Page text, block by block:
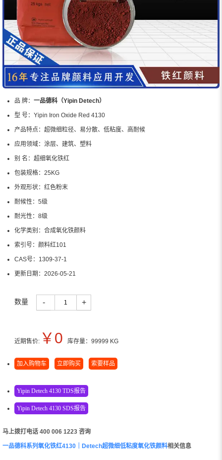
品 牌： 一品德科（Yipin Detech）
型 号： Yipin Iron Oxide Red 4130
产品特点： 超微细粒径、易分散、低粘度、高耐候
应用领域： 涂层、建筑、塑料
别 名： 超细氧化铁红
包装规格： 25KG
外观形状： 红色粉末
耐候性： 5级
耐光性： 8级
化学类别： 合成氧化铁颜料
索引号： 颜料红101
CAS号： 1309-37-1
更新日期： 2026-05-21
数量 - +
近期售价: ￥0 库存量： 99999 KG
加入购物车 立即购买 索要样品
Yipin Detech 4130 TDS报告
Yipin Detech 4130 SDS报告
马上拨打电话 400 006 1223 咨询
一品德科系列氧化铁红4130｜Detech超微细低粘度氧化铁颜料相关信息